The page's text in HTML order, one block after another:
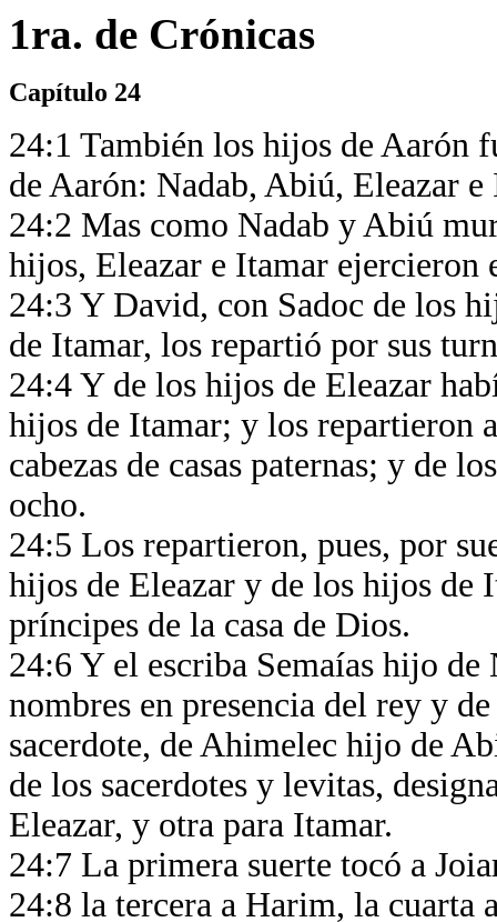
1ra. de Crónicas
Capítulo 24
24:1 También los hijos de Aarón
de Aarón: Nadab, Abiú, Eleazar
24:2 Mas como Nadab y Abiú
hijos, Eleazar e Itamar ejercieron
24:3 Y David, con Sadoc de los
de Itamar, los repartió por sus
24:4 Y de los hijos de Eleazar
hijos de Itamar; y los repartieron
cabezas de casas paternas; y de
ocho.
24:5 Los repartieron, pues, por
hijos de Eleazar y de los hijos de
príncipes de la casa de Dios.
24:6 Y el escriba Semaías hijo
nombres en presencia del rey y
sacerdote, de Ahimelec hijo de
de los sacerdotes y levitas,
Eleazar, y otra para Itamar.
24:7 La primera suerte tocó a
24:8 la tercera a Harim, la cuarta